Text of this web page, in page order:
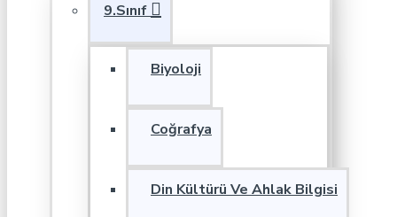
9.Sınıf
Biyoloji
Coğrafya
Din Kültürü Ve Ahlak Bilgisi